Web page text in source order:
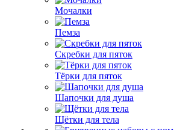
Мочалки
Пемза
Скребки для пяток
Тёрки для пяток
Шапочки для душа
Щётки для тела